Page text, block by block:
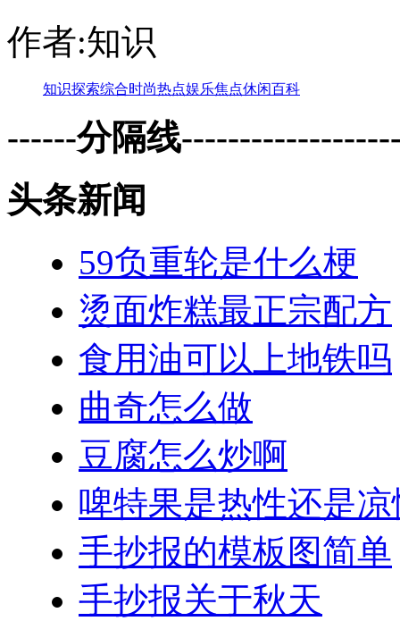
作者:知识
知识探索综合时尚热点娱乐焦点休闲百科
------分隔线
头条新闻
59负重轮是什么梗
烫面炸糕最正宗配方
食用油可以上地铁吗
曲奇怎么做
豆腐怎么炒啊
啤特果是热性还是凉
手抄报的模板图简单
手抄报关于秋天